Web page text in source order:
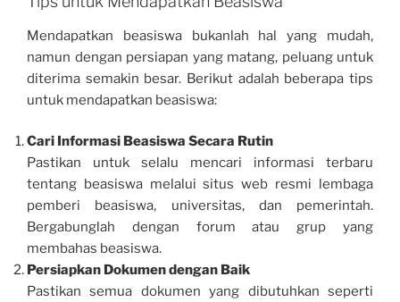
Mendapatkan beasiswa bukanlah hal yang mudah,
namun dengan persiapan yang matang, peluang untuk
diterima semakin besar. Berikut adalah beberapa tips
untuk mendapatkan beasiswa:
Cari Informasi Beasiswa Secara Rutin
Pastikan untuk selalu mencari informasi terbaru
tentang beasiswa melalui situs web resmi lembaga
pemberi beasiswa, universitas, dan pemerintah.
Bergabunglah dengan forum atau grup yang
membahas beasiswa.
Persiapkan Dokumen dengan Baik
Pastikan semua dokumen yang dibutuhkan seperti